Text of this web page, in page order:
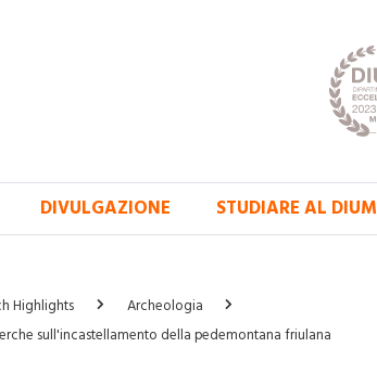
DIVULGAZIONE STUDIARE AL DIUM
Highlights
Archeologia
sull'incastellamento della pedemontana friulana